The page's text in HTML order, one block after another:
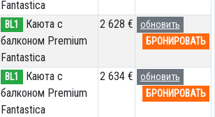
Fantastica
BL1
Каюта с
балконом Premium
Fantastica
2 628 €
обновить
БРОНИРОВАТЬ
BL1
Каюта с
балконом Premium
Fantastica
2 634 €
обновить
БРОНИРОВАТЬ